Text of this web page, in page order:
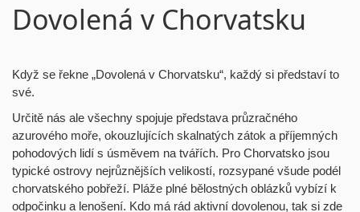
Dovolená v Chorvatsku
Když se řekne „Dovolená v Chorvatsku“, každý si představí to
své.
Určitě nás ale všechny spojuje představa průzračného
azurového moře, okouzlujících skalnatých zátok a příjemných
pohodových lidí s úsměvem na tvářích. Pro Chorvatsko jsou
typické ostrovy nejrůznějších velikostí, rozsypané všude podél
chorvatského pobřeží. Pláže plné bělostných oblázků vybízí k
odpočinku a lenošení. Kdo má rád aktivní dovolenou, tak si zde